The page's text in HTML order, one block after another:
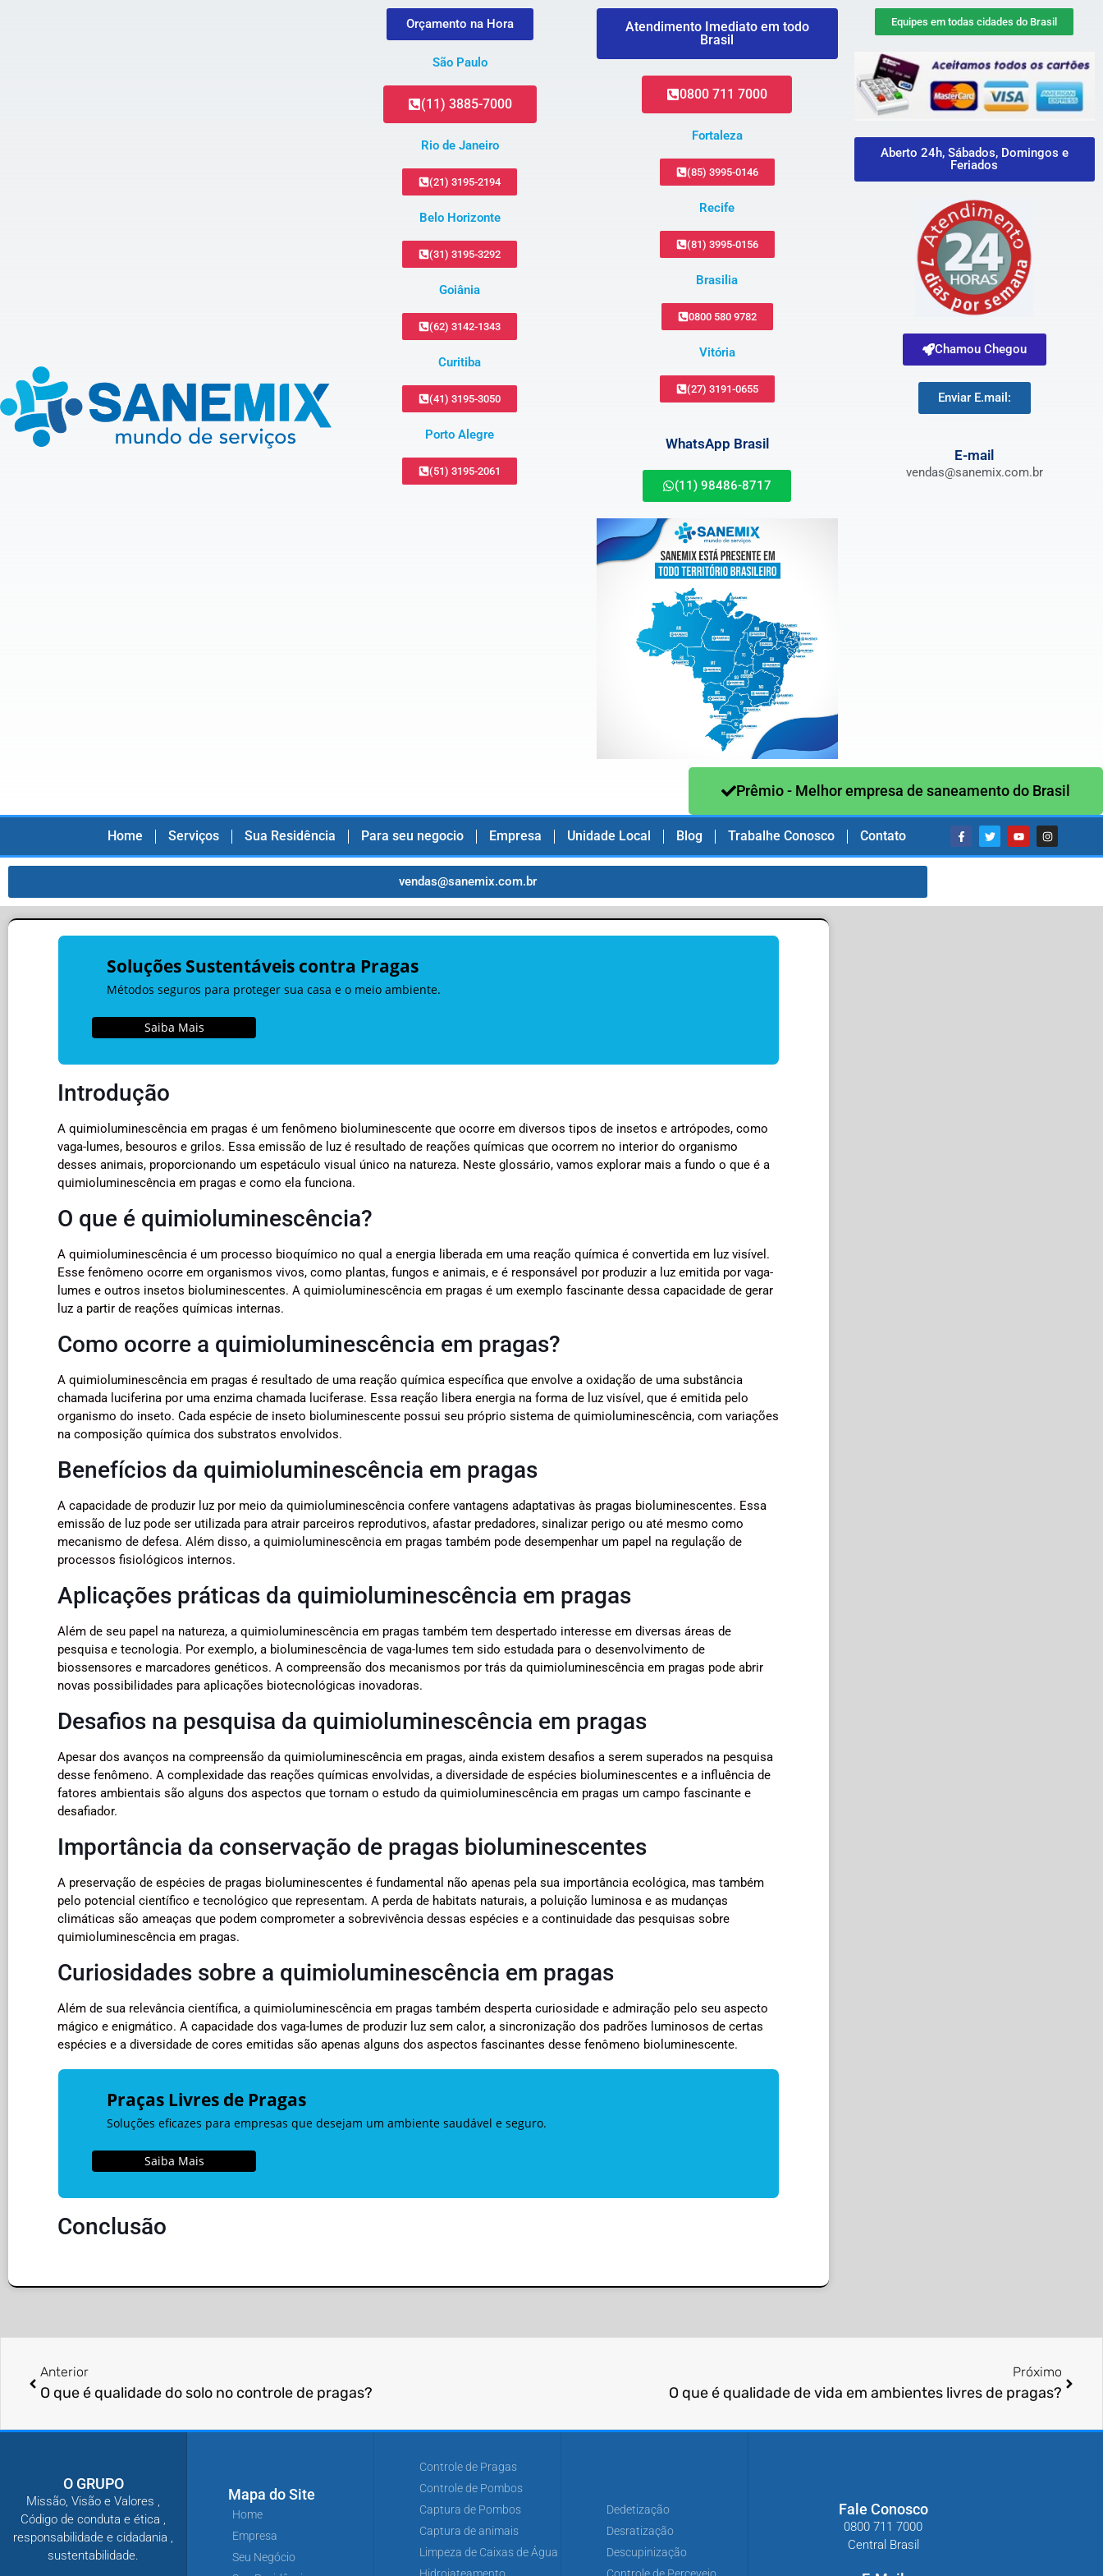
Orçamento na Hora
São Paulo
(11) 3885-7000
Rio de Janeiro
(21) 3195-2194
Belo Horizonte
(31) 3195-3292
Goiânia
(62) 3142-1343
Curitiba
(41) 3195-3050
Porto Alegre
(51) 3195-2061
Atendimento Imediato em todo
Brasil
0800 711 7000
Fortaleza
(85) 3995-0146
Recife
(81) 3995-0156
Brasilia
0800 580 9782
Vitória
(27) 3191-0655
WhatsApp Brasil
(11) 98486-8717
Equipes em todas cidades do Brasil
Aberto 24h, Sábados, Domingos e
Feriados
Chamou Chegou
Enviar E.mail:
E-mail
vendas@sanemix.com.br
Prêmio - Melhor empresa de saneamento do Brasil
Home Serviços Sua Residência Para seu negocio Empresa Unidade Local Blog Trabalhe Conosco Contato
vendas@sanemix.com.br
Soluções Sustentáveis contra Pragas
Métodos seguros para proteger sua casa e o meio ambiente.
Saiba Mais
Introdução
A quimioluminescência em pragas é um fenômeno bioluminescente que ocorre em diversos tipos de insetos e artrópodes, como
vaga-lumes, besouros e grilos. Essa emissão de luz é resultado de reações químicas que ocorrem no interior do organismo
desses animais, proporcionando um espetáculo visual único na natureza. Neste glossário, vamos explorar mais a fundo o que é a
quimioluminescência em pragas e como ela funciona.
O que é quimioluminescência?
A quimioluminescência é um processo bioquímico no qual a energia liberada em uma reação química é convertida em luz visível.
Esse fenômeno ocorre em organismos vivos, como plantas, fungos e animais, e é responsável por produzir a luz emitida por vaga-
lumes e outros insetos bioluminescentes. A quimioluminescência em pragas é um exemplo fascinante dessa capacidade de gerar
luz a partir de reações químicas internas.
Como ocorre a quimioluminescência em pragas?
A quimioluminescência em pragas é resultado de uma reação química específica que envolve a oxidação de uma substância
chamada luciferina por uma enzima chamada luciferase. Essa reação libera energia na forma de luz visível, que é emitida pelo
organismo do inseto. Cada espécie de inseto bioluminescente possui seu próprio sistema de quimioluminescência, com variações
na composição química dos substratos envolvidos.
Benefícios da quimioluminescência em pragas
A capacidade de produzir luz por meio da quimioluminescência confere vantagens adaptativas às pragas bioluminescentes. Essa
emissão de luz pode ser utilizada para atrair parceiros reprodutivos, afastar predadores, sinalizar perigo ou até mesmo como
mecanismo de defesa. Além disso, a quimioluminescência em pragas também pode desempenhar um papel na regulação de
processos fisiológicos internos.
Aplicações práticas da quimioluminescência em pragas
Além de seu papel na natureza, a quimioluminescência em pragas também tem despertado interesse em diversas áreas de
pesquisa e tecnologia. Por exemplo, a bioluminescência de vaga-lumes tem sido estudada para o desenvolvimento de
biossensores e marcadores genéticos. A compreensão dos mecanismos por trás da quimioluminescência em pragas pode abrir
novas possibilidades para aplicações biotecnológicas inovadoras.
Desafios na pesquisa da quimioluminescência em pragas
Apesar dos avanços na compreensão da quimioluminescência em pragas, ainda existem desafios a serem superados na pesquisa
desse fenômeno. A complexidade das reações químicas envolvidas, a diversidade de espécies bioluminescentes e a influência de
fatores ambientais são alguns dos aspectos que tornam o estudo da quimioluminescência em pragas um campo fascinante e
desafiador.
Importância da conservação de pragas bioluminescentes
A preservação de espécies de pragas bioluminescentes é fundamental não apenas pela sua importância ecológica, mas também
pelo potencial científico e tecnológico que representam. A perda de habitats naturais, a poluição luminosa e as mudanças
climáticas são ameaças que podem comprometer a sobrevivência dessas espécies e a continuidade das pesquisas sobre
quimioluminescência em pragas.
Curiosidades sobre a quimioluminescência em pragas
Além de sua relevância científica, a quimioluminescência em pragas também desperta curiosidade e admiração pelo seu aspecto
mágico e enigmático. A capacidade dos vaga-lumes de produzir luz sem calor, a sincronização dos padrões luminosos de certas
espécies e a diversidade de cores emitidas são apenas alguns dos aspectos fascinantes desse fenômeno bioluminescente.
Praças Livres de Pragas
Soluções eficazes para empresas que desejam um ambiente saudável e seguro.
Saiba Mais
Conclusão
Anterior
O que é qualidade do solo no controle de pragas?
Próximo
O que é qualidade de vida em ambientes livres de pragas?
O GRUPO
Missão, Visão e Valores ,
Código de conduta e ética ,
responsabilidade e cidadania ,
sustentabilidade.
Mapa do Site
Home
Empresa
Seu Negócio
Controle de Pragas
Controle de Pombos
Captura de Pombos
Captura de animais
Limpeza de Caixas de Água
Hidrojateamento
Dedetização
Desratização
Descupinização
Controle de Percevejo
Fale Conosco
0800 711 7000
Central Brasil